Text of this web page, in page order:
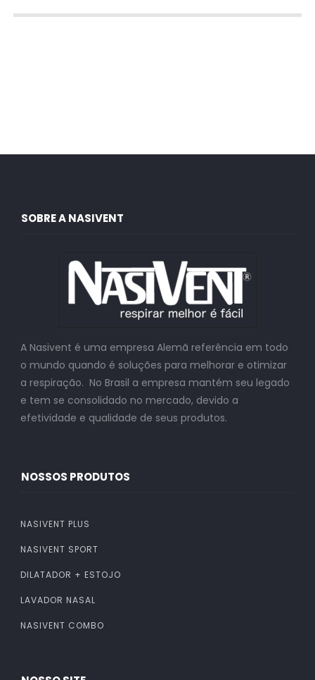
SOBRE A NASIVENT
A Nasivent é uma empresa Alemã referência em todo
o mundo quando é soluções para melhorar e otimizar
a respiração. No Brasil a empresa mantém seu legado
e tem se consolidado no mercado, devido a
efetividade e qualidade de seus produtos.
NOSSOS PRODUTOS
NASIVENT PLUS
NASIVENT SPORT
DILATADOR + ESTOJO
LAVADOR NASAL
NASIVENT COMBO